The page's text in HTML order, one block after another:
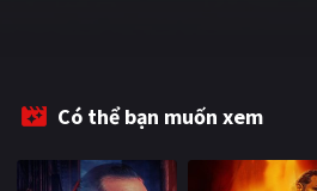
Có thể bạn muốn xem